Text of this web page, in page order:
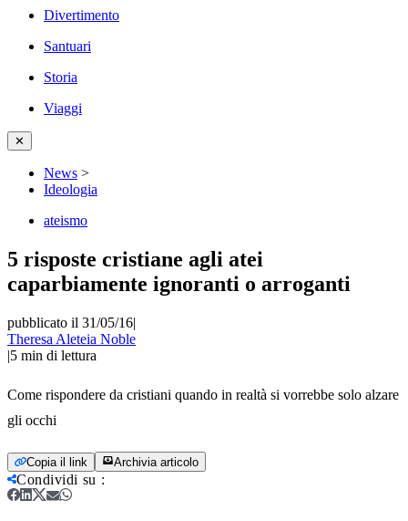
Divertimento
Santuari
Storia
Viaggi
✕
News >
Ideologia
ateismo
5 risposte cristiane agli atei
caparbiamente ignoranti o arroganti
pubblicato il 31/05/16|
Theresa Aleteia Noble
|5 min di lettura
Come rispondere da cristiani quando in realtà si vorrebbe solo alzare
gli occhi
Copia il link Archivia articolo
Condividi su :